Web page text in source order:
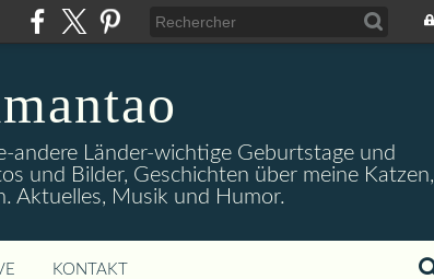
andere Länder-wichtige Geburtstage und
und Bilder, Geschichten über meine Katzen,
Aktuelles, Musik und Humor.
KONTAKT